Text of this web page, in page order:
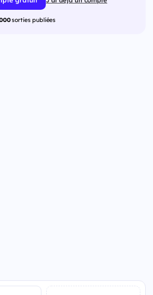
sorties publiées